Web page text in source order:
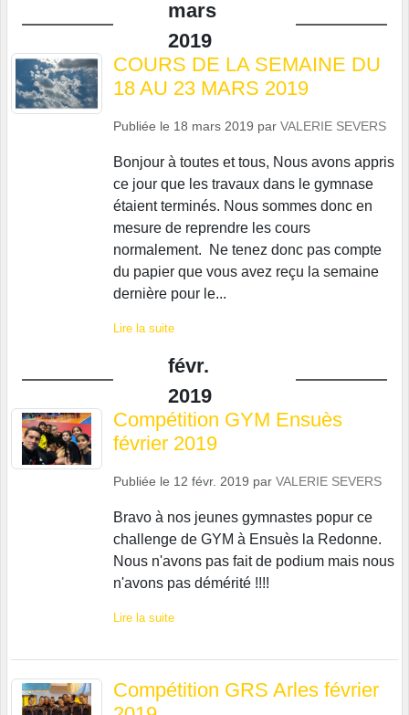
mars
2019
COURS DE LA SEMAINE DU
18 AU 23 MARS 2019
Publiée le 18 mars 2019 par VALERIE SEVERS
Bonjour à toutes et tous, Nous avons appris
ce jour que les travaux dans le gymnase
étaient terminés. Nous sommes donc en
mesure de reprendre les cours
normalement. Ne tenez donc pas compte
du papier que vous avez reçu la semaine
dernière pour le...
Lire la suite
févr.
2019
Compétition GYM Ensuès
février 2019
Publiée le 12 févr. 2019 par VALERIE SEVERS
Bravo à nos jeunes gymnastes popur ce
challenge de GYM à Ensuès la Redonne.
Nous n'avons pas fait de podium mais nous
n'avons pas démérité !!!!
Lire la suite
Compétition GRS Arles février